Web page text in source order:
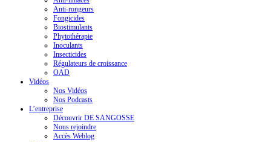
Anti-rongeurs
Fongicides
Biostimulants
Phytothérapie
Inoculants
Insecticides
Régulateurs de croissance
OAD
Vidéos
Nos Vidéos
Nos Podcasts
L’entreprise
Découvrir DE SANGOSSE
Nous rejoindre
Accès Weblog